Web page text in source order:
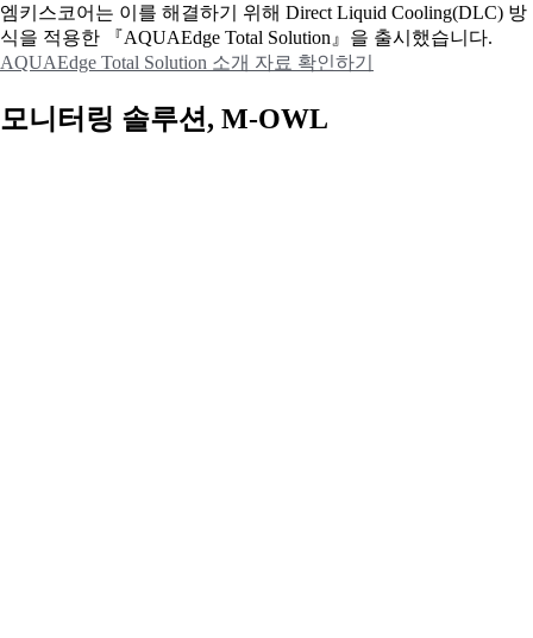
엠키스코어는 이를 해결하기 위해 Direct Liquid Cooling(DLC) 방
식을 적용한 『AQUAEdge Total Solution』을 출시했습니다.
AQUAEdge Total Solution 소개 자료 확인하기
모니터링 솔루션, M-OWL